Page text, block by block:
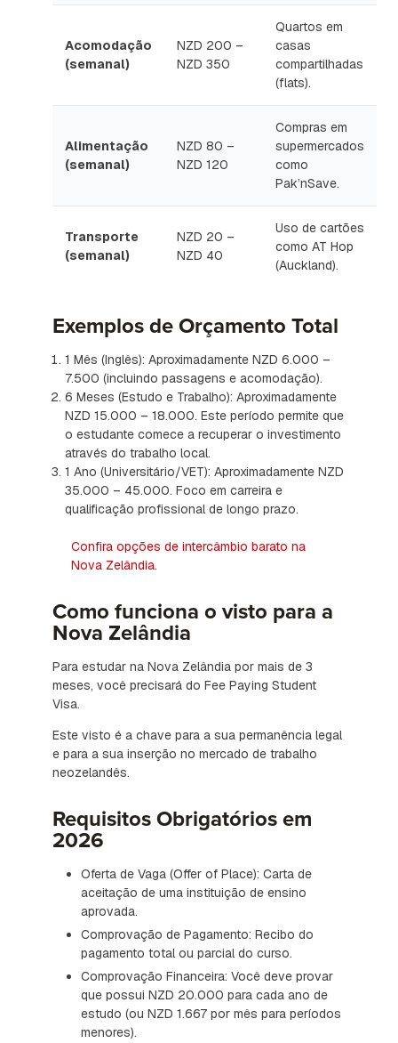
Acomodação
(semanal)
NZD 200 –
NZD 350
Quartos em
casas
compartilhadas
(flats).
Alimentação
(semanal)
NZD 80 –
NZD 120
Compras em
supermercados
como
Pak’nSave.
Transporte
(semanal)
NZD 20 –
NZD 40
Uso de cartões
como AT Hop
(Auckland).
Exemplos de Orçamento Total
1 Mês (Inglês): Aproximadamente NZD 6.000 –
7.500 (incluindo passagens e acomodação).
6 Meses (Estudo e Trabalho): Aproximadamente
NZD 15.000 – 18.000. Este período permite que
o estudante comece a recuperar o investimento
através do trabalho local.
1 Ano (Universitário/VET): Aproximadamente NZD
35.000 – 45.000. Foco em carreira e
qualificação profissional de longo prazo.
Confira opções de intercâmbio barato na
Nova Zelândia.
Como funciona o visto para a
Nova Zelândia
Para estudar na Nova Zelândia por mais de 3
meses, você precisará do Fee Paying Student
Visa.
Este visto é a chave para a sua permanência legal
e para a sua inserção no mercado de trabalho
neozelandês.
Requisitos Obrigatórios em
2026
Oferta de Vaga (Offer of Place): Carta de
aceitação de uma instituição de ensino
aprovada.
Comprovação de Pagamento: Recibo do
pagamento total ou parcial do curso.
Comprovação Financeira: Você deve provar
que possui NZD 20.000 para cada ano de
estudo (ou NZD 1.667 por mês para períodos
menores).